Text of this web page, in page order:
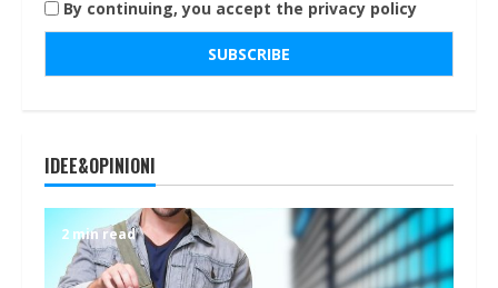
By continuing, you accept the privacy policy
IDEE&OPINIONI
2 min read